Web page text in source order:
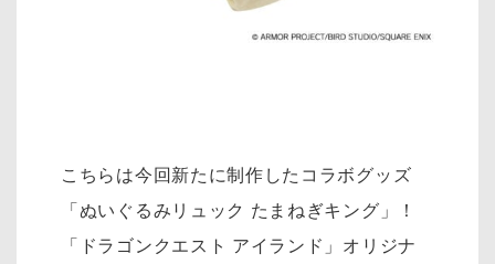
こちらは今回新たに制作したコラボグッズ
「ぬいぐるみリュック たまねぎキング」！
「ドラゴンクエスト アイランド」オリジナ